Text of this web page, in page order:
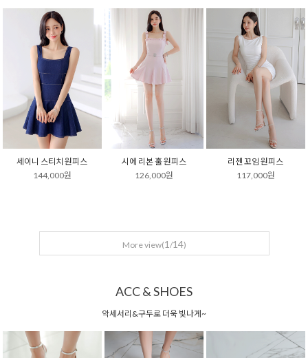
세이니 스티치 원피스
144,000원
시에 리본 훌 원피스
126,000원
리젠 꼬임 원피스
117,000원
More view(1 /14)
ACC & SHOES
악세서리&구두로 더욱 빛나게~